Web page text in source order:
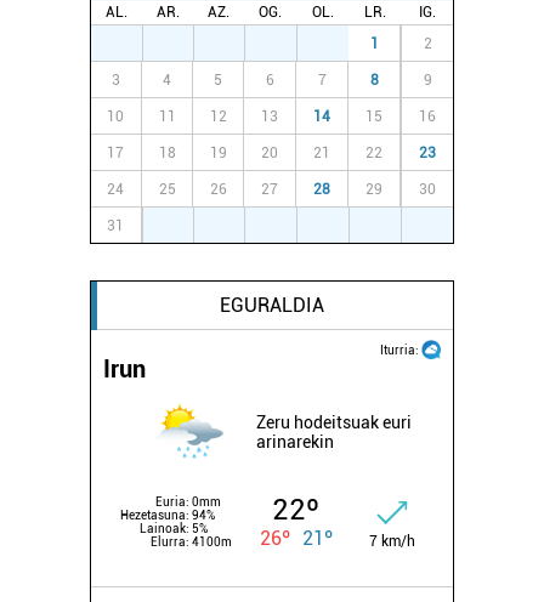
AL. AR. AZ. OG. OL. LR.
IG.
1 2
3 4 5 6 7 8 9
10 11 12 13 14 15 16
17 18 19 20 21 22 23
24 25 26 27 28 29 30
31
EGURALDIA
Iturria:
Irun
Zeru hodeitsuak euri
arinarekin
Euria: 0mm
Hezetasuna: 94%
Lainoak: 5%
Elurra: 4100m
22º
26º 21º 7 km/h